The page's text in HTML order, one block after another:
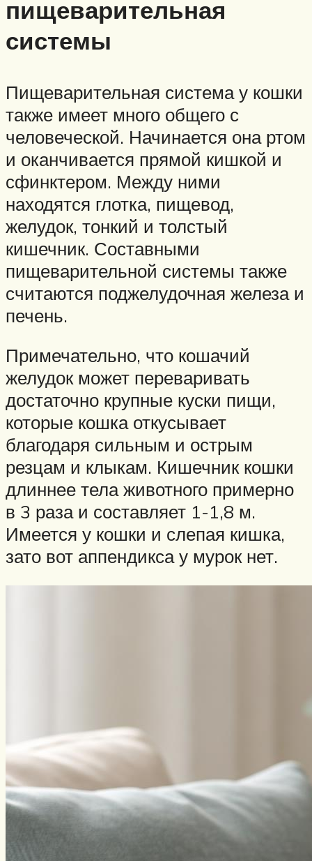
пищеварительная
системы
Пищеварительная система у кошки
также имеет много общего с
человеческой. Начинается она ртом
и оканчивается прямой кишкой и
сфинктером. Между ними
находятся глотка, пищевод,
желудок, тонкий и толстый
кишечник. Составными
пищеварительной системы также
считаются поджелудочная железа и
печень.
Примечательно, что кошачий
желудок может переваривать
достаточно крупные куски пищи,
которые кошка откусывает
благодаря сильным и острым
резцам и клыкам. Кишечник кошки
длиннее тела животного примерно
в 3 раза и составляет 1-1,8 м.
Имеется у кошки и слепая кишка,
зато вот аппендикса у мурок нет.